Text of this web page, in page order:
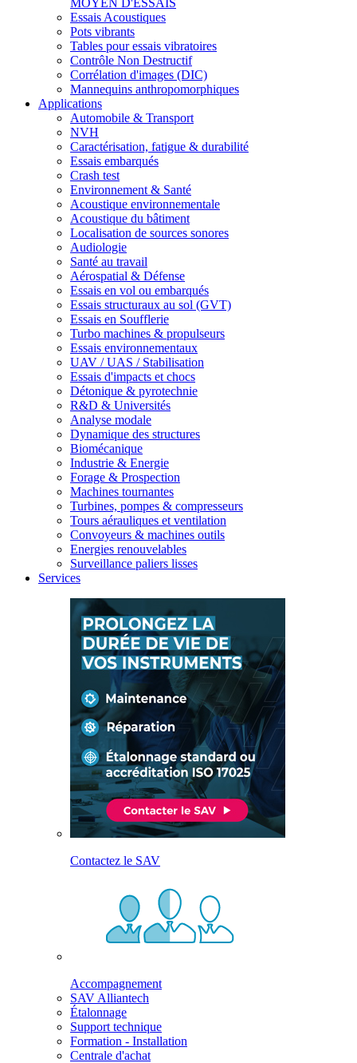
MOYEN D'ESSAIS
Essais Acoustiques
Pots vibrants
Tables pour essais vibratoires
Contrôle Non Destructif
Corrélation d'images (DIC)
Mannequins anthropomorphiques
Applications
Automobile & Transport
NVH
Caractérisation, fatigue & durabilité
Essais embarqués
Crash test
Environnement & Santé
Acoustique environnementale
Acoustique du bâtiment
Localisation de sources sonores
Audiologie
Santé au travail
Aérospatial & Défense
Essais en vol ou embarqués
Essais structuraux au sol (GVT)
Essais en Soufflerie
Turbo machines & propulseurs
Essais environnementaux
UAV / UAS / Stabilisation
Essais d'impacts et chocs
Détonique & pyrotechnie
R&D & Universités
Analyse modale
Dynamique des structures
Biomécanique
Industrie & Energie
Forage & Prospection
Machines tournantes
Turbines, pompes & compresseurs
Tours aérauliques et ventilation
Convoyeurs & machines outils
Energies renouvelables
Surveillance paliers lisses
Services
Contactez le SAV
Accompagnement
SAV Alliantech
Étalonnage
Support technique
Formation - Installation
Centrale d'achat